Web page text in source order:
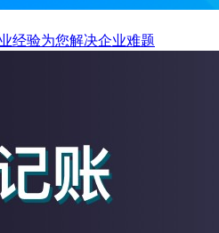
经验为您解决企业难题